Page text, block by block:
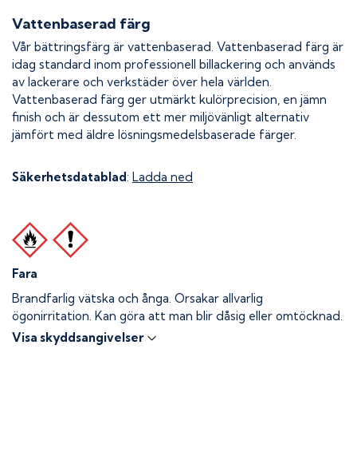
Vattenbaserad färg
Vår bättringsfärg är vattenbaserad. Vattenbaserad färg är
idag standard inom professionell billackering och används
av lackerare och verkstäder över hela världen.
Vattenbaserad färg ger utmärkt kulörprecision, en jämn
finish och är dessutom ett mer miljövänligt alternativ
jämfört med äldre lösningsmedelsbaserade färger.
Säkerhetsdatablad: Ladda ned
Fara
Brandfarlig vätska och ånga. Orsakar allvarlig
ögonirritation. Kan göra att man blir dåsig eller omtöcknad.
Visa skyddsangivelser